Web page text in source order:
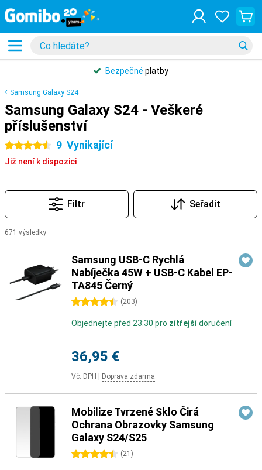
Bezpečné platby
Samsung Galaxy S24
Samsung Galaxy S24 - Veškeré
příslušenství
4.5 hvězdičky 9 Vynikající
Již není k dispozici
Filtr Seřadit
671 výsledky
Samsung USB-C Rychlá
Nabíječka 45W + USB-C Kabel EP-
TA845 Černý
4.5 hvězdičky(203)
Objednejte před 23:30 pro zítřejšídoručení
36,95 €
Vč. DPH Doprava zdarma
Mobilize Tvrzené Sklo Čirá
Ochrana Obrazovky Samsung
Galaxy S24/S25
4.5 hvězdičky(21 )